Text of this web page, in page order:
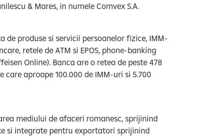
& Mares, in numele Comvex S.A.
de produse si servicii persoanelor fizice, IMM-
retele de ATM si EPOS, phone-banking
Online). Banca are o retea de peste 478
aproape 100.000 de IMM-uri si 5.700
mediului de afaceri romanesc, sprijinind
si integrate pentru exportatori sprijinind